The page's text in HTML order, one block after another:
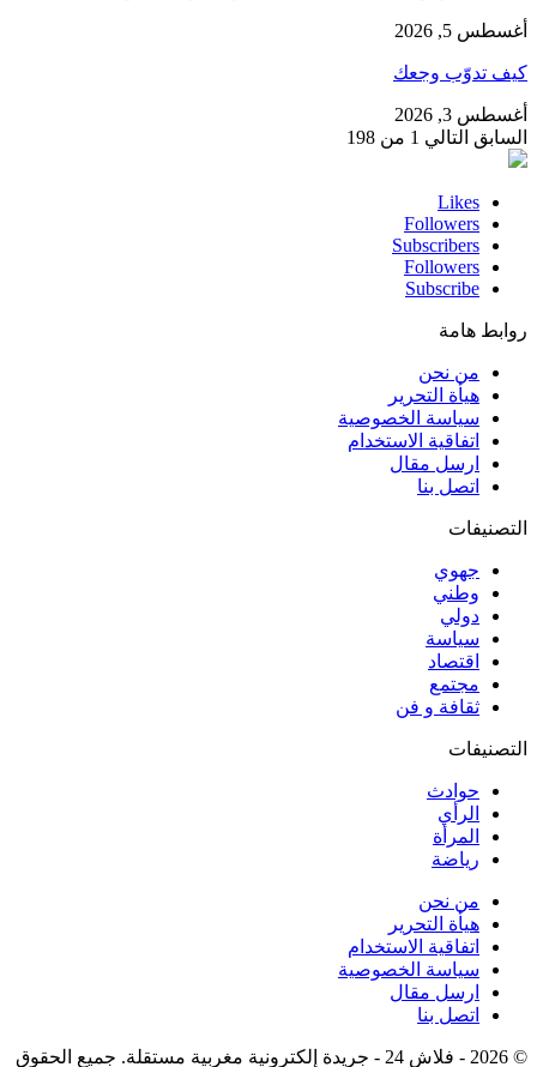
أغسطس 5, 2026
كيف تدوّب وجعك
أغسطس 3, 2026
السابق التالي 1 من 198
Likes
Followers
Subscribers
Followers
Subscribe
روابط هامة
من نحن
هيأة التحرير
سياسة الخصوصية
اتفاقية الاستخدام
ارسل مقال
اتصل بنا
التصنيفات
جهوي
وطني
دولي
سياسة
اقتصاد
مجتمع
ثقافة و فن
التصنيفات
حوادث
الرأي
المرأة
رياضة
من نحن
هيأة التحرير
اتفاقية الاستخدام
سياسة الخصوصية
ارسل مقال
اتصل بنا
© 2026 - فلاش 24 - جريدة إلكترونية مغربية مستقلة. جميع الحقوق